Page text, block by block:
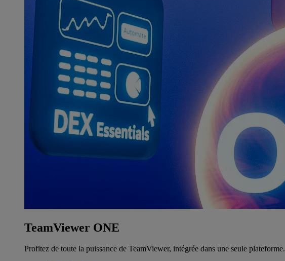
TeamViewer ONE
Profitez de toute la puissance de TeamViewer, intégrée dans une seule plateforme.